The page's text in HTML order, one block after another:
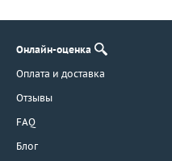
Онлайн-оценка
Оплата и доставка
Отзывы
FAQ
Блог